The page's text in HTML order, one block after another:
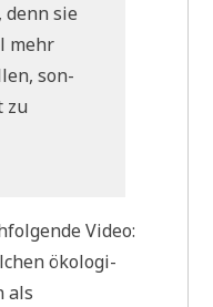
sie
mehr
son­
zu
Video:
öko­lo­gi­
als